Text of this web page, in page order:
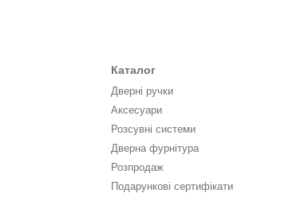
Каталог
Дверні ручки
Аксесуари
Розсувні системи
Дверна фурнітура
Розпродаж
Подарункові сертифікати